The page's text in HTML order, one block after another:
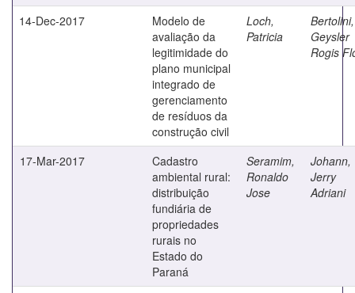
14-Dec-2017
Modelo de
avaliação da
legitimidade do
plano municipal
integrado de
gerenciamento
de resíduos da
construção civil
Loch,
Patricia
Bertolini,
Geysler
Rogis
17-Mar-2017
Cadastro
ambiental rural:
distribuição
fundiária de
propriedades
rurais no
Estado do
Paraná
Seramim,
Ronaldo
Jose
Johann,
Jerry
Adriani